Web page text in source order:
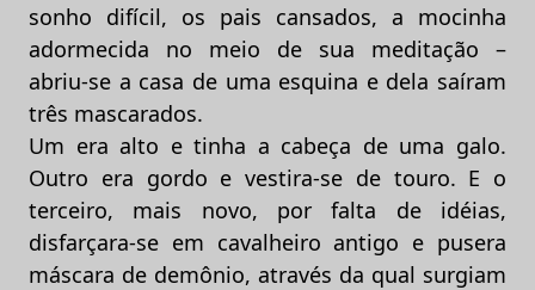
sonho difícil, os pais cansados, a mocinha
adormecida no meio de sua meditação –
abriu-se a casa de uma esquina e dela saíram
três mascarados.
Um era alto e tinha a cabeça de uma galo.
Outro era gordo e vestira-se de touro. E o
terceiro, mais novo, por falta de idéias,
disfarçara-se em cavalheiro antigo e pusera
máscara de demônio, através da qual surgiam